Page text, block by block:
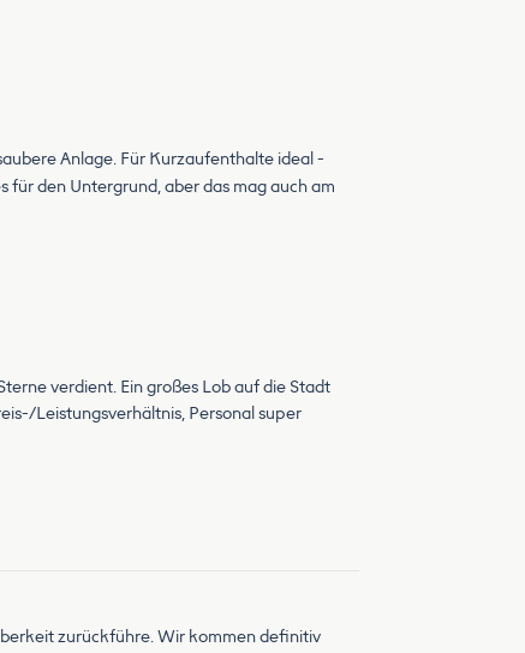
Anlage. Für Kurzaufenthalte ideal -
für den Untergrund, aber das mag auch am
verdient. Ein großes Lob auf die Stadt
Leistungsverhältnis, Personal super
zurückführe. Wir kommen definitiv